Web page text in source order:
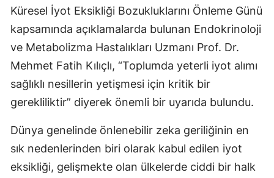
Hakkari
Hatay
Isparta
Mersin
İzmir
Kars
Küresel İyot Eksikliği Bozukluklarını Önleme Günü
kapsamında açıklamalarda bulunan Endokrinoloji
ve Metabolizma Hastalıkları Uzmanı Prof. Dr.
Mehmet Fatih Kılıçlı, “Toplumda yeterli iyot alımı
sağlıklı nesillerin yetişmesi için kritik bir
gerekliliktir” diyerek önemli bir uyarıda bulundu.
Dünya genelinde önlenebilir zeka geriliğinin en
sık nedenlerinden biri olarak kabul edilen iyot
eksikliği, gelişmekte olan ülkelerde ciddi bir halk